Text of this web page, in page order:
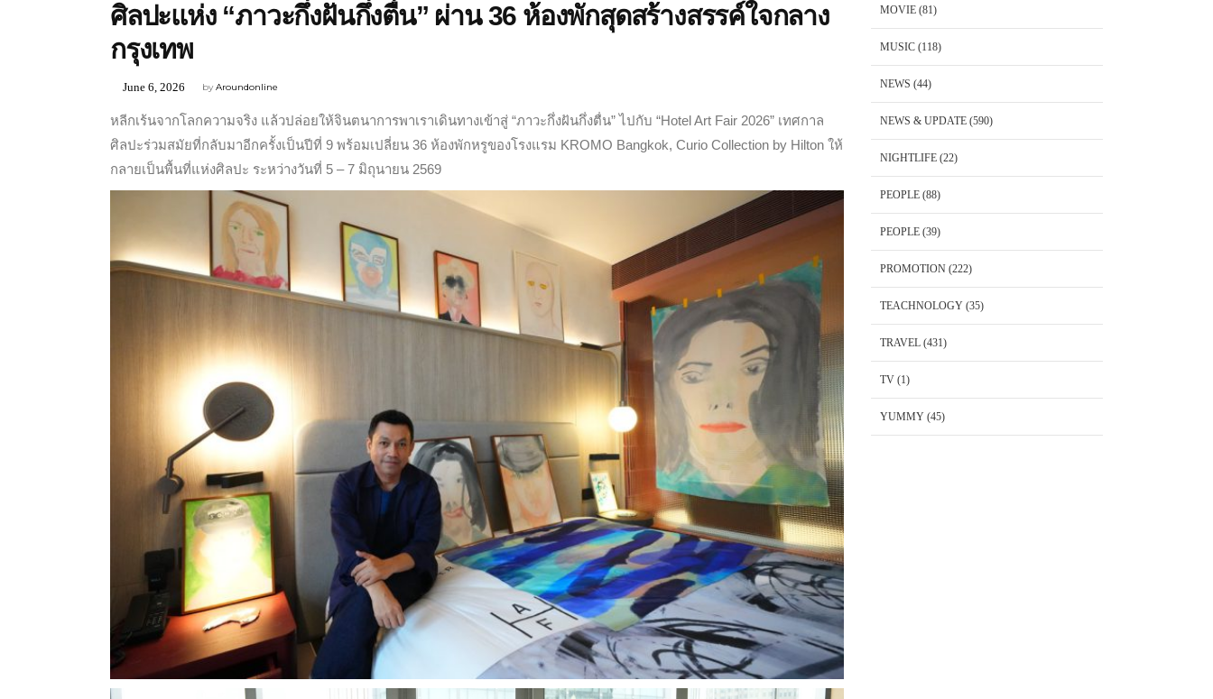
ศิลปะแห่ง “ภาวะกึ่งฝันกึ่งตื่น” ผ่าน 36 ห้องพักสุดสร้างสรรค์ใจกลาง
กรุงเทพ
byAroundonline
June 6, 2026
หลีกเร้นจากโลกความจริง แล้วปล่อยให้จินตนาการพาเราเดินทางเข้าสู่ “ภาวะกึ่งฝันกึ่งตื่น” ไปกับ “Hotel Art Fair 2026” เทศกาล
ศิลปะร่วมสมัยที่กลับมาอีกครั้งเป็นปีที่ 9 พร้อมเปลี่ยน 36 ห้องพักหรูของโรงแรม KROMO Bangkok, Curio Collection by Hilton ให้
กลายเป็นพื้นที่แห่งศิลปะ ระหว่างวันที่ 5 – 7 มิถุนายน 2569
MOVIE(81)
MUSIC(118)
NEWS (44)
NEWS & UPDATE(590)
NIGHTLIFE(22)
PEOPLE(88)
PEOPLE(39)
PROMOTION(222)
TEACHNOLOGY(35)
TRAVEL(431)
TV(1)
YUMMY(45)